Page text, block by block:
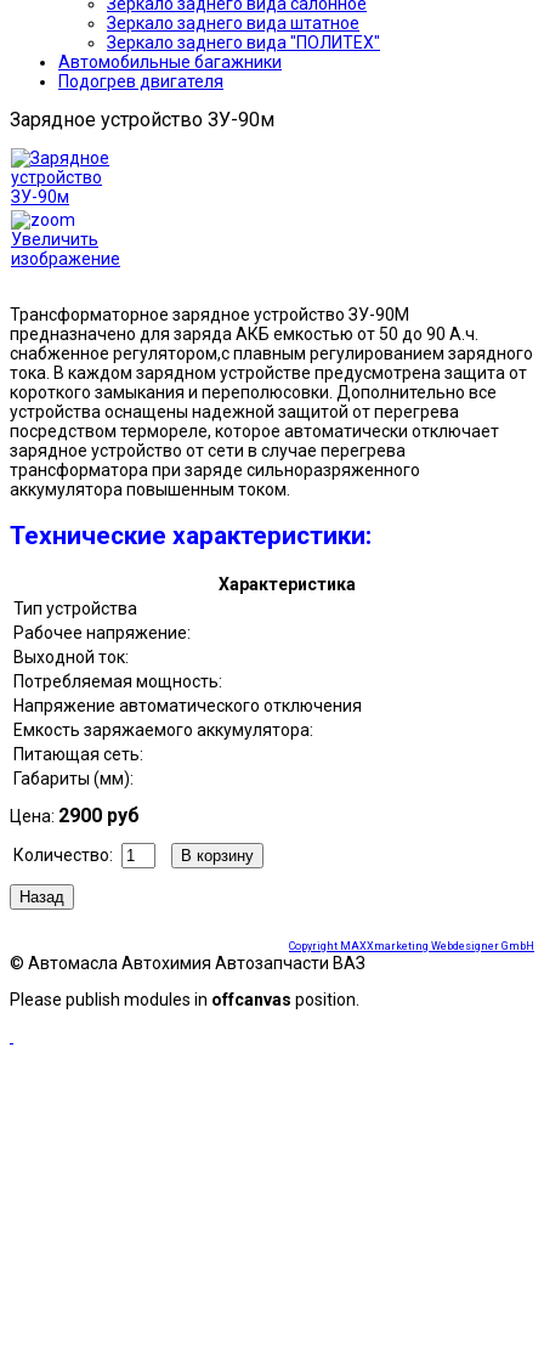
Зеркало заднего вида штатное
Зеркало заднего вида "ПОЛИТЕХ"
Автомобильные багажники
Подогрев двигателя
Зарядное устройство ЗУ-90м
Увеличить
изображение
Трансформаторное зарядное устройство ЗУ-90М
предназначено для заряда АКБ емкостью от 50 до 90 А.ч.
снабженное регулятором,с плавным регулированием зарядного
тока. В каждом зарядном устройстве предусмотрена защита от
короткого замыкания и переполюсовки. Дополнительно все
устройства оснащены надежной защитой от перегрева
посредством термореле, которое автоматически отключает
зарядное устройство от сети в случае перегрева
трансформатора при заряде сильноразряженного
аккумулятора повышенным током.
Технические характеристики:
Характеристика
Тип устройства
Рабочее напряжение:
Выходной ток:
Потребляемая мощность:
Напряжение автоматического отключения
Емкость заряжаемого аккумулятора:
Питающая сеть:
Габариты (мм):
Цена: 2900 руб
Количество:
Copyright MAXXmarketing Webdesigner GmbH
© Автомасла Автохимия Автозапчасти ВАЗ
Please publish modules in offcanvas position.